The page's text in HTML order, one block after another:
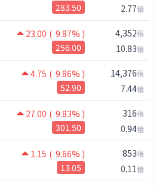
283.50 2.77億
23.00 ( 9.87% )
256.00
4,352張
10.83億
4.75 ( 9.86% )
52.90
14,376張
7.44億
27.00 ( 9.83% )
301.50
316張
0.94億
1.15 ( 9.66% )
13.05
853張
0.11億